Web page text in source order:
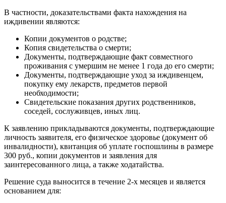
В частности, доказательствами факта нахождения на
иждивении являются:
Копии документов о родстве;
Копия свидетельства о смерти;
Документы, подтверждающие факт совместного
проживания с умершим не менее 1 года до его смерти;
Документы, подтверждающие уход за иждивенцем,
покупку ему лекарств, предметов первой
необходимости;
Свидетельские показания других родственников,
соседей, сослуживцев, иных лиц.
К заявлению прикладываются документы, подтверждающие
личность заявителя, его физическое здоровье (документ об
инвалидности), квитанция об уплате госпошлины в размере
300 руб., копии документов и заявления для
заинтересованного лица, а также ходатайства.
Решение суда выносится в течение 2-х месяцев и является
основанием для: